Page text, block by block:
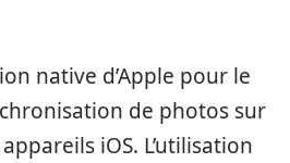
native d’Apple pour le
de photos sur
iOS. L’utilisation